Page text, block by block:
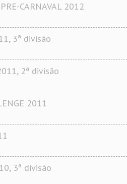
CARNAVAL 2012
3ª divisão
2ª divisão
2011
3ª divisão